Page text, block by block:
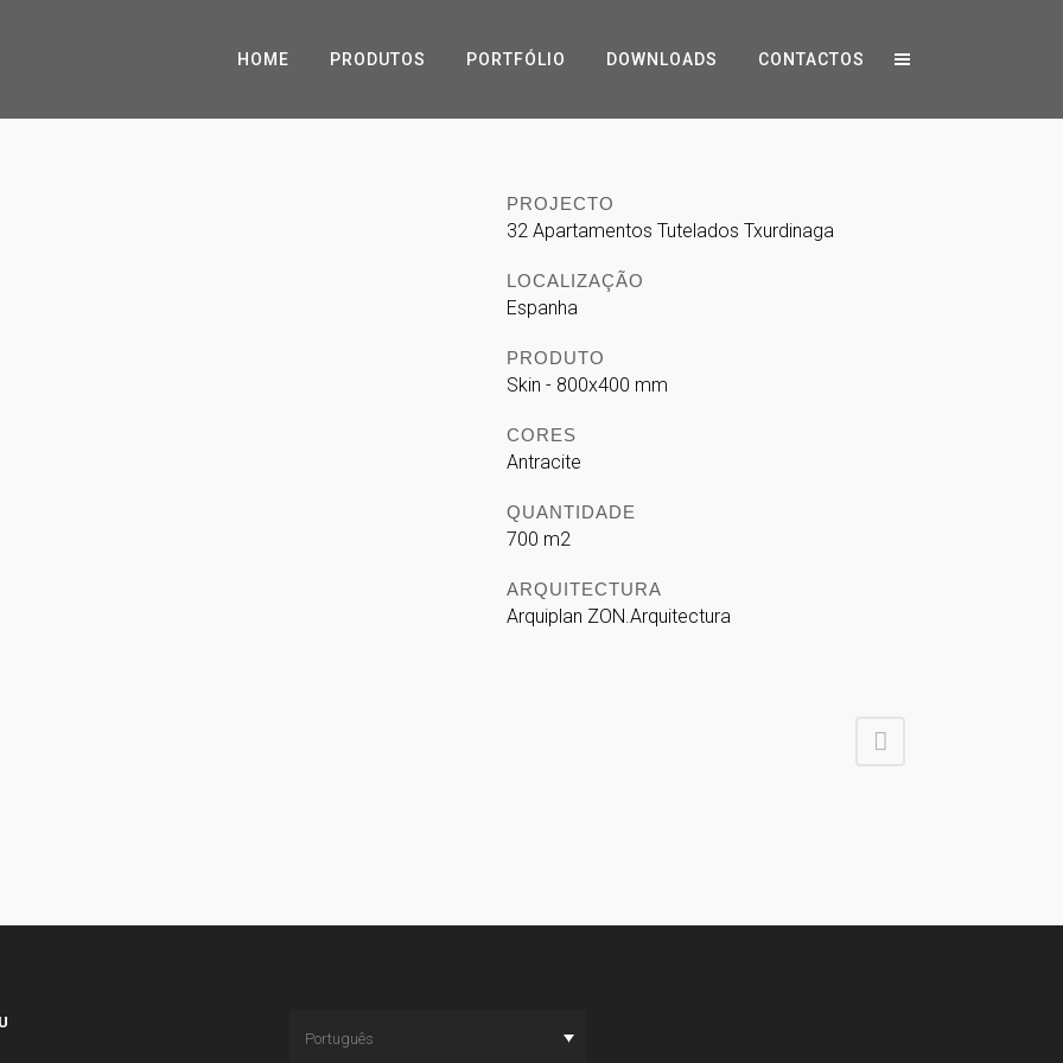
HOME PRODUTOS PORTFÓLIO DOWNLOADS CONTACTOS
PROJECTO
32 Apartamentos Tutelados Txurdinaga
LOCALIZAÇÃO
Espanha
PRODUTO
Skin - 800x400 mm
CORES
Antracite
QUANTIDADE
700 m2
ARQUITECTURA
Arquiplan ZON.Arquitectura
Português